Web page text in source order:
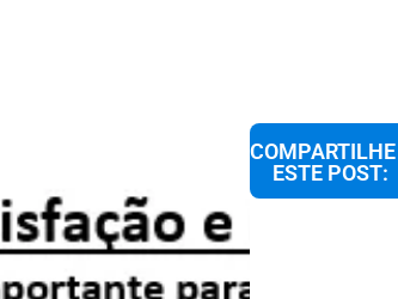
COMPARTILHE
ESTE POST: